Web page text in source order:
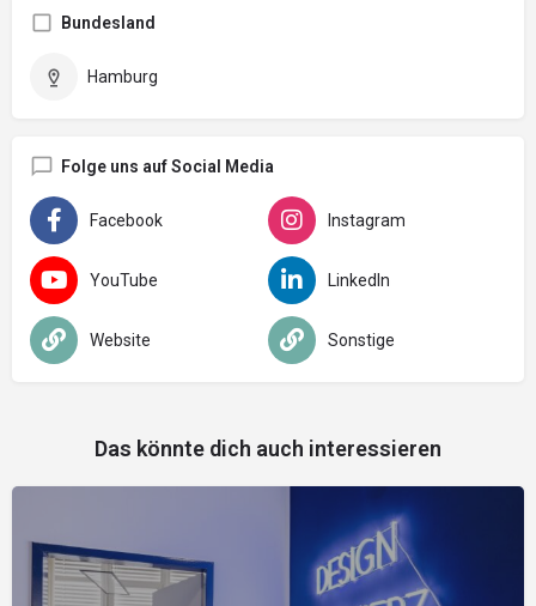
Bundesland
Hamburg
Folge uns auf Social Media
Facebook Instagram
YouTube LinkedIn
Website Sonstige
Das könnte dich auch interessieren